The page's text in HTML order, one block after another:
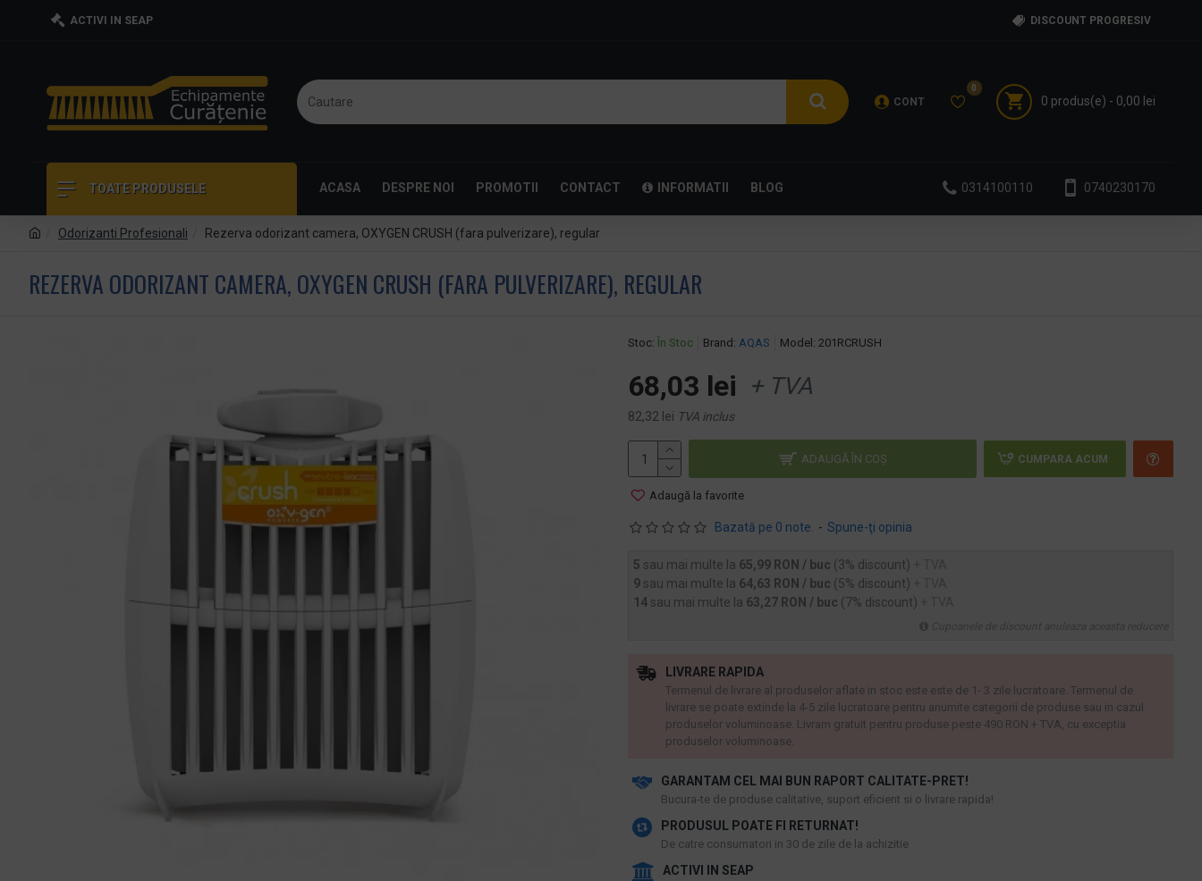
ACTIVI IN SEAP DISCOUNT PROGRESIV
CONT
0
0 produs(e) - 0,00 lei
TOATE PRODUSELE ACASA DESPRE NOI PROMOTII CONTACT INFORMATII BLOG 0314100110 0740230170
Odorizanti Profesionali Rezerva odorizant camera, OXYGEN CRUSH (fara pulverizare), regular
REZERVA ODORIZANT CAMERA, OXYGEN CRUSH (FARA PULVERIZARE), REGULAR
Stoc: În Stoc Brand: AQAS Model: 201RCRUSH
Bazată pe 0 note. - Spune-ţi opinia
68,03 lei + TVA
82,32 lei TVA inclus
ADAUGĂ ÎN COŞ CUMPARA ACUM
Adaugă la favorite
5 sau mai multe la 65,99 RON / buc (3% discount)
9 sau mai multe la 64,63 RON / buc (5% discount)
14 sau mai multe la 63,27 RON / buc (7% discount)
GARANTAM CEL MAI BUN RAPORT CALITATE-PRET!
​Bucura-te de produse calitative, suport eficient si o livrare rapida!
PRODUSUL POATE FI RETURNAT!
De catre consumatori in 30 de zile de la achizitie
ACTIVI IN SEAP
LIVRARE RAPIDA
Termenul de livrare al produselor aflate in stoc este este de 1- 3 zile lucratoare. Termenul de
livrare se poate extinde la 4-5 zile lucratoare pentru anumite categorii de produse sau in cazul
produselor voluminoase. Livram gratuit pentru produse peste 490 RON + TVA, cu exceptia
produselor voluminoase.